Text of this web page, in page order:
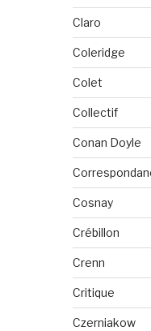
Claro
Coleridge
Colet
Collectif
Conan Doyle
Cosnay
Crébillon
Crenn
Critique
Czerniakow